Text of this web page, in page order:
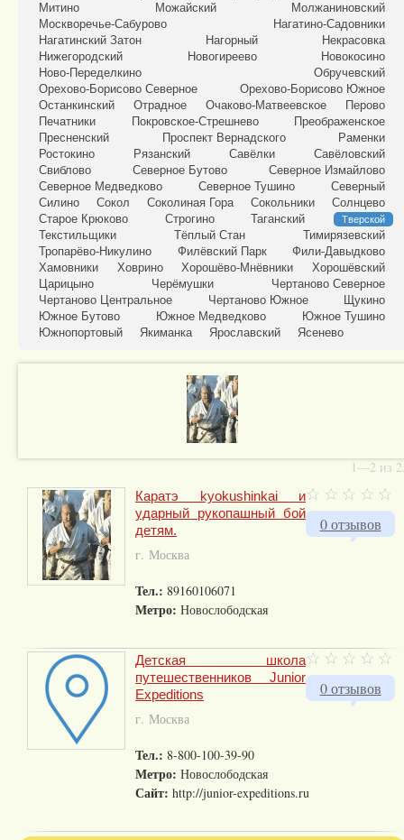
Митино
Можайский
Молжаниновский
Москворечье-Сабурово
Нагатино-Садовники
Нагатинский Затон
Нагорный
Некрасовка
Нижегородский
Новогиреево
Новокосино
Ново-Переделкино
Обручевский
Орехово-Борисово Северное
Орехово-Борисово Южное
Останкинский
Отрадное Очаково-Матвеевское
Перово
Печатники
Покровское-Стрешнево
Преображенское
Пресненский
Проспект Вернадского
Раменки
Ростокино
Рязанский Савёлки
Савёловский
Свиблово
Северное Бутово
Северное Измайлово
Северное Медведково
Северное Тушино
Северный
Силино
Сокол Соколиная Гора Сокольники
Солнцево
Старое Крюково
Строгино Таганский Тверской
Текстильщики Тёплый Стан
Тимирязевский
Тропарёво-Никулино
Филёвский Парк
Фили-Давыдково
Хамовники
Ховрино Хорошёво-Мнёвники
Хорошёвский
Царицыно
Черёмушки
Чертаново Северное
Чертаново Центральное
Чертаново Южное
Щукино
Южное Бутово
Южное Медведково
Южное Тушино
Южнопортовый
Якиманка Ярославский Ясенево
1—2 из
0 отзывов
Каратэ kyokushinkai и
ударный рукопашный бой
детям.
г. Москва
Тел.: 89160106071
Метро: Новослободская
0 отзывов
Детская школа
путешественников Junior
Expeditions
г. Москва
Тел.: 8-800-100-39-90
Метро: Новослободская
Сайт: http://junior-expeditions.ru